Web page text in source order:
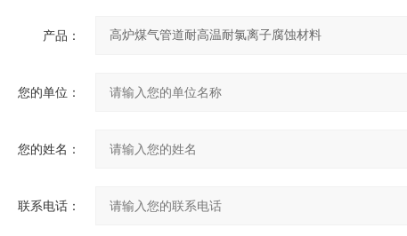
产品：
您的单位：
您的姓名：
联系电话：